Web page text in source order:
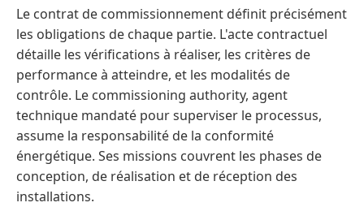
Le contrat de commissionnement définit précisément
les obligations de chaque partie. L'acte contractuel
détaille les vérifications à réaliser, les critères de
performance à atteindre, et les modalités de
contrôle. Le commissioning authority, agent
technique mandaté pour superviser le processus,
assume la responsabilité de la conformité
énergétique. Ses missions couvrent les phases de
conception, de réalisation et de réception des
installations.